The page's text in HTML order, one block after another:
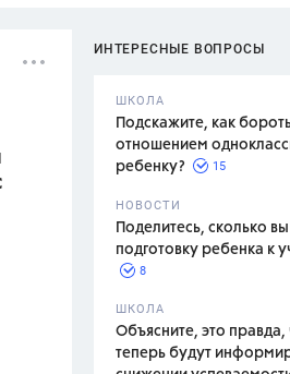
ИНТЕРЕСНЫЕ ВОПРОСЫ
ШКОЛА
Подскажите, как
отношением
ребенку?
15
НОВОСТИ
Поделитесь, сколько
подготовку ребенка к
8
ШКОЛА
Объясните, это правда,
теперь будут